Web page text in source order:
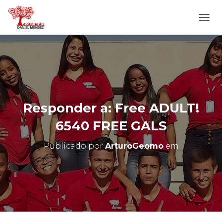
L
T
E
R
N
A
N
A
E
G
O
Responder a: Free ADULT!
6540 FREE GALS
Publicado porArturoGeomoem